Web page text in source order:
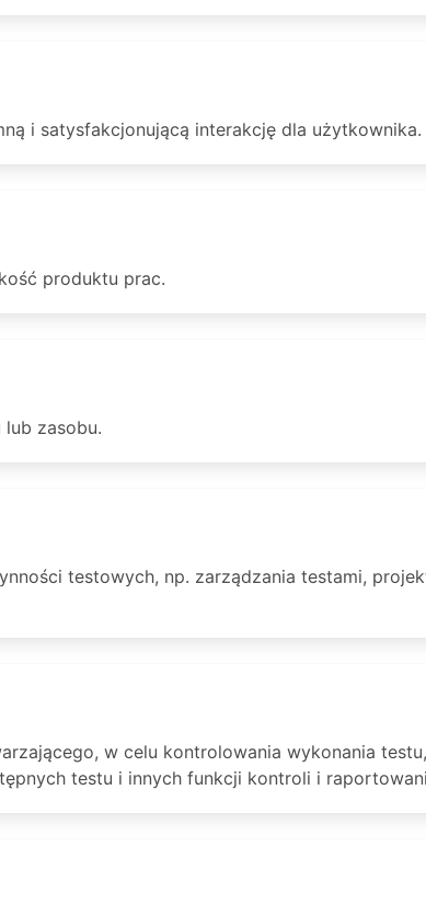
i satysfakcjonującą interakcję dla użytkownika.
produktu prac.
zasobu.
testowych, np. zarządzania testami,
w celu kontrolowania wykonania
testu i innych funkcji kontroli i